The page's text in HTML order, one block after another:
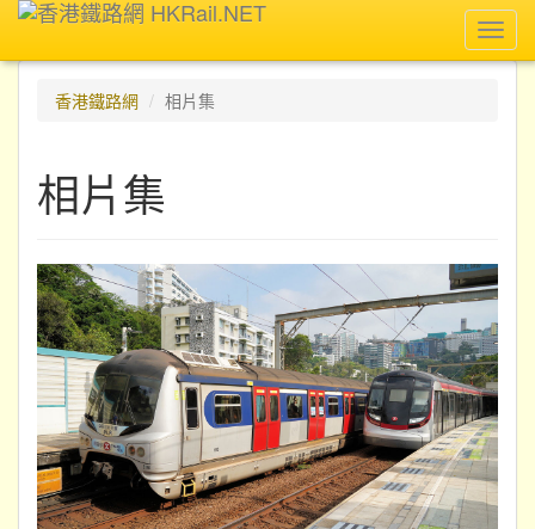
香港鐵路網
相片集
相片集